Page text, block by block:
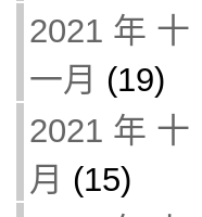
2021 年 十
一月 (19)
2021 年 十
月 (15)